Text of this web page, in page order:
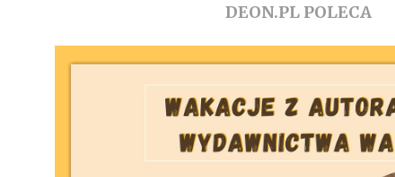
DEON.PL POLECA